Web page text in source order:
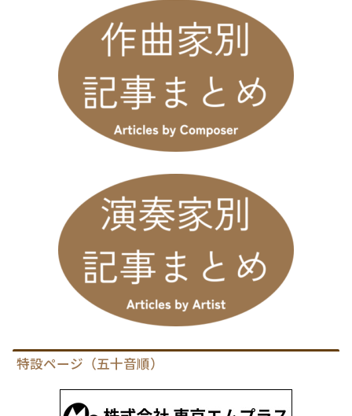
特設ページ（五十音順）